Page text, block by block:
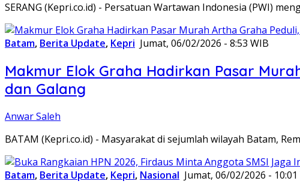
SERANG (Kepri.co.id) - Persatuan Wartawan Indonesia (PWI)
Batam, Berita Update, Kepri Jumat, 06/02/2026 - 8:53 WIB
Makmur Elok Graha Hadirkan Pasar
dan Galang
Anwar Saleh
BATAM (Kepri.co.id) - Masyarakat di sejumlah wilayah Batam,
Batam, Berita Update, Kepri, Nasional Jumat, 06/02/2026 - 10:01